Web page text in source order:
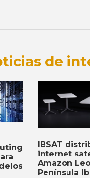
de
IBSAT
internet
Amazon
Península